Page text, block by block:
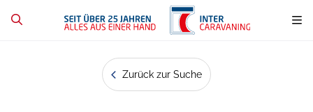
Zurück zur Suche